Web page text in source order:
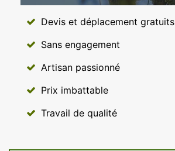
Devis et déplacement gratuits
Sans engagement
Artisan passionné
Prix imbattable
Travail de qualité